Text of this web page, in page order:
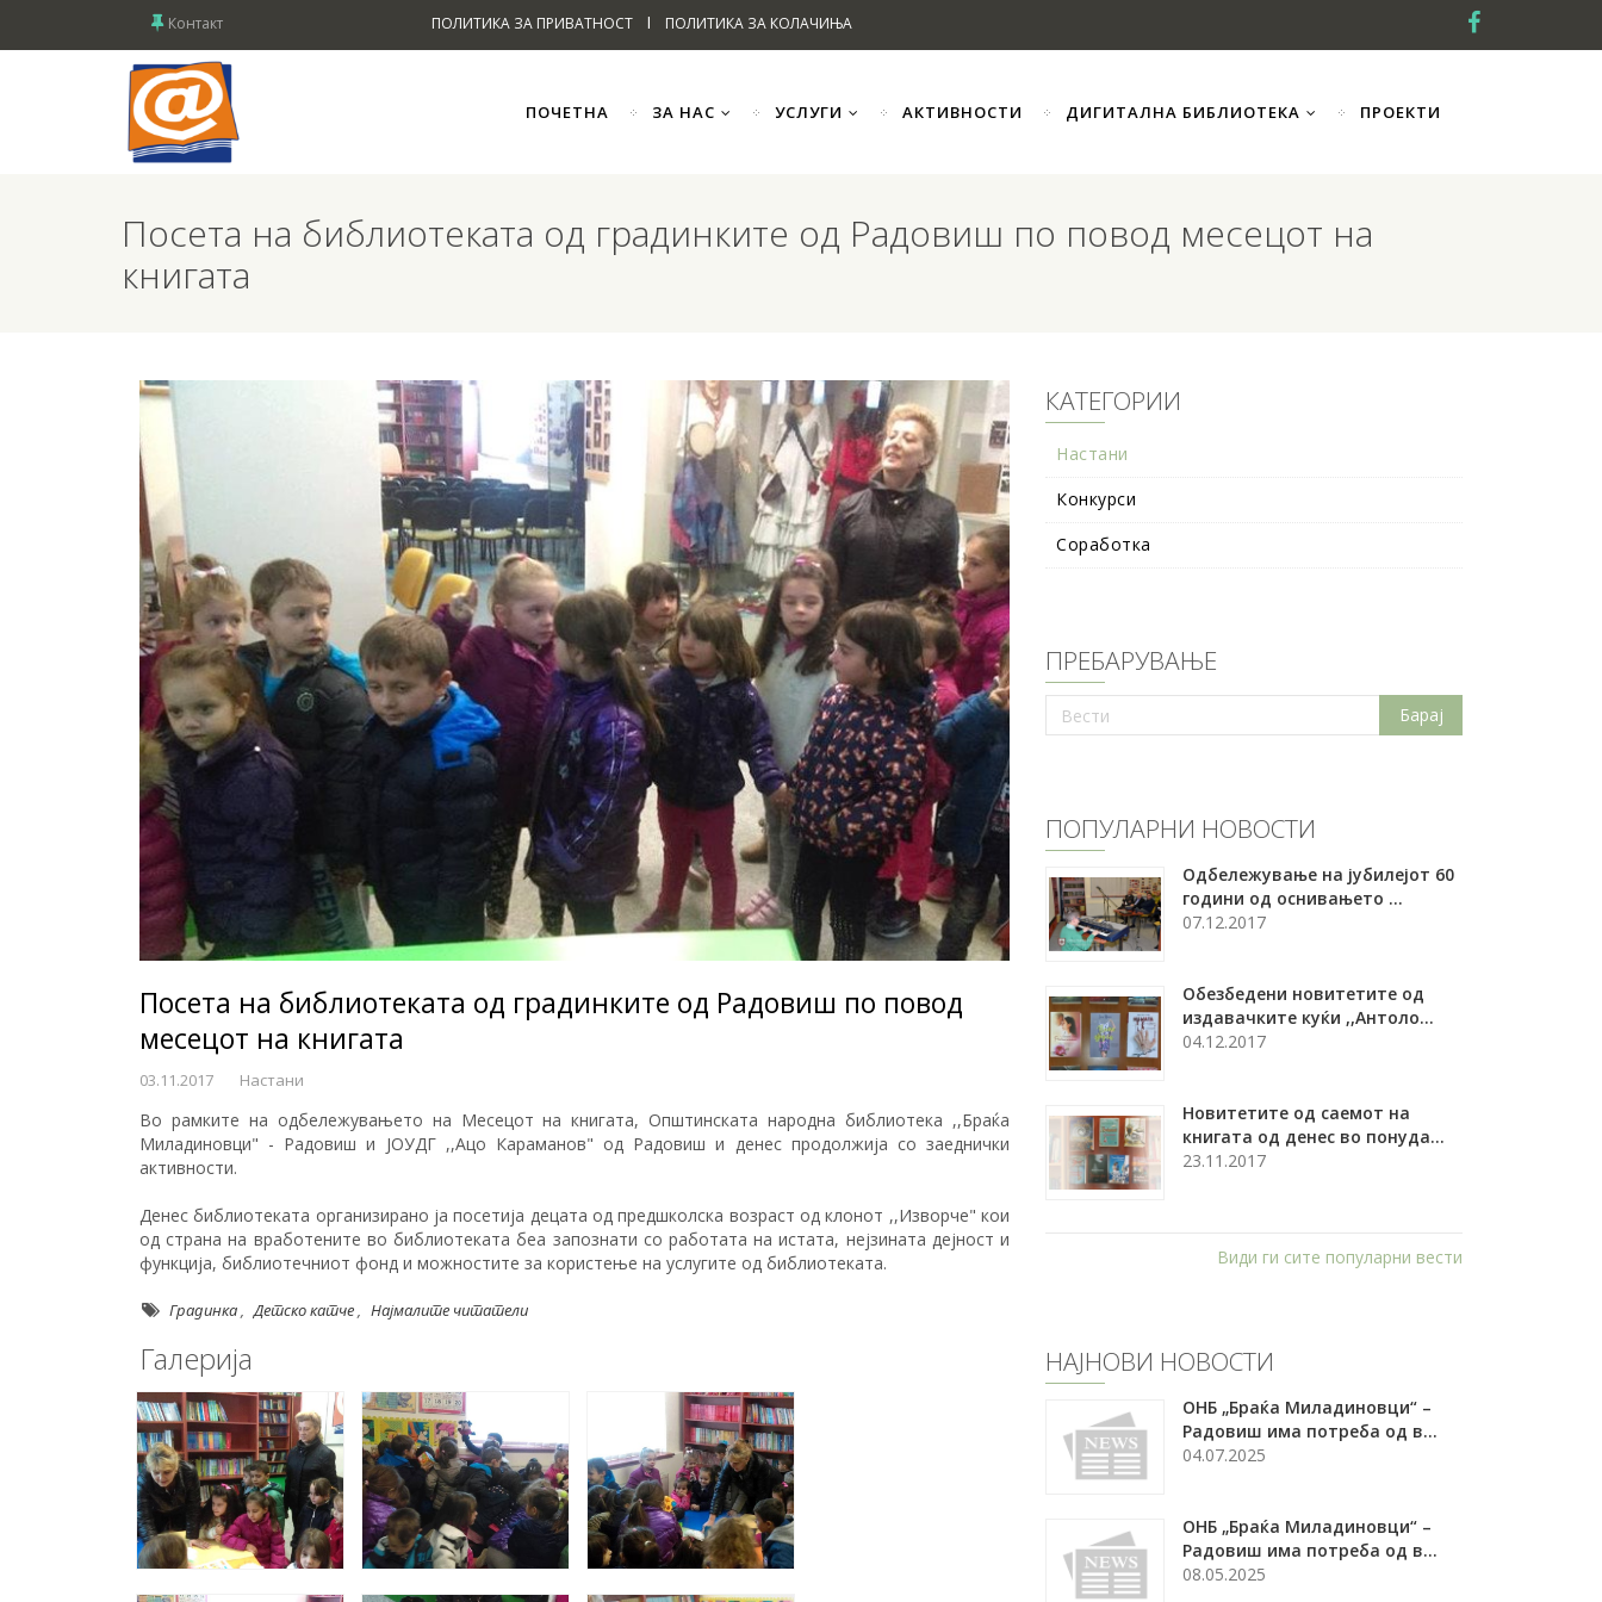
Контакт ПОЛИТИКА ЗА ПРИВАТНОСТ I ПОЛИТИКА ЗА КОЛАЧИЊА
ПОЧЕТНА ЗА НАС УСЛУГИ АКТИВНОСТИ ДИГИТАЛНА БИБЛИОТЕКА ПРОЕКТИ
Посета на библиотеката од градинките од Радовиш по повод месецот на
книгата
Посета на библиотеката од градинките од Радовиш по повод
месецот на книгата
03.11.2017 Настани
Во рамките на одбележувањето на Месецот на книгата, Општинската народна библиотека ,,Браќа
Миладиновци" - Радовиш и ЈОУДГ ,,Ацо Караманов" од Радовиш и денес продолжија со заеднички
активности.
Денес библиотеката организирано ја посетија децата од предшколска возраст од клонот ,,Изворче" кои
од страна на вработените во библиотеката беа запознати со работата на истата, нејзината дејност и
функција, библиотечниот фонд и можностите за користење на услугите од библиотеката.
Градинка, Детско катче, Најмалите читатели
Галерија
КАТЕГОРИИ
Настани
Конкурси
Соработка
ПРЕБАРУВАЊЕ
ПОПУЛАРНИ НОВОСТИ
Oдбележување на јубилејот 60
години од оснивањето ...
07.12.2017
Обезбедени новитетите од
издавачките куќи ,,Антоло...
04.12.2017
Новитетите од саемот на
книгата од денес во понуда...
23.11.2017
Види ги сите популарни вести
НАЈНОВИ НОВОСТИ
ОНБ „Браќа Миладиновци“ –
Радовиш има потреба од в...
04.07.2025
ОНБ „Браќа Миладиновци“ –
Радовиш има потреба од в...
08.05.2025